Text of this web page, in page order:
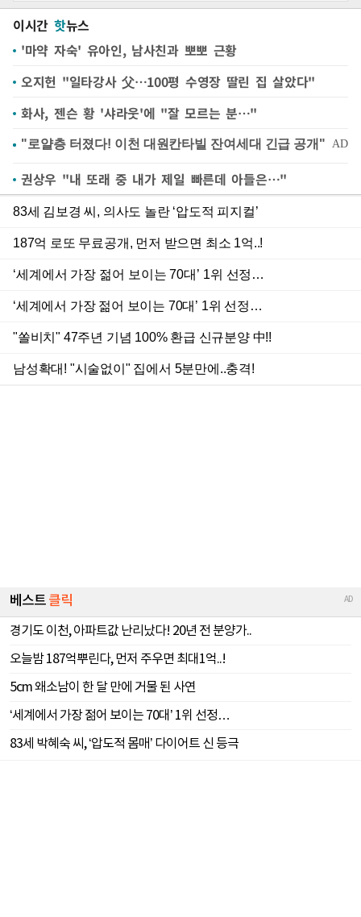
이시간 핫뉴스
'마약 자숙' 유아인, 남사친과 뽀뽀 근황
오지헌 "일타강사 父…100평 수영장 딸린 집 살았다"
화사, 젠슨 황 '샤라웃'에 "잘 모르는 분…"
권상우 "내 또래 중 내가 제일 빠른데 아들은…"